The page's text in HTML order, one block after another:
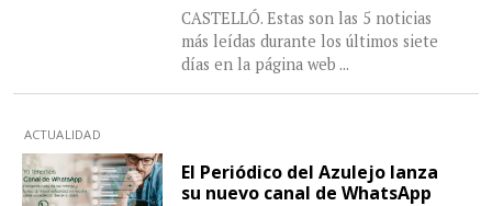
CASTELLÓ. Estas son las 5 noticias
más leídas durante los últimos siete
días en la página web ...
ACTUALIDAD
El Periódico del Azulejo lanza
su nuevo canal de WhatsApp